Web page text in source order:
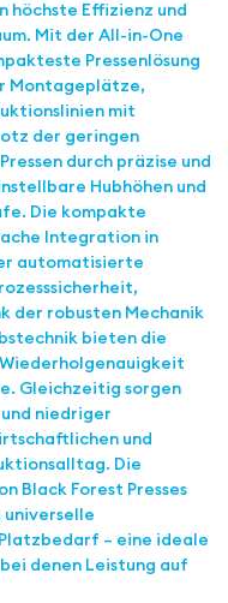
höchste Effizienz und
Mit der All-in-One
Pressenlösung
Montageplätze,
mit
der geringen
durch präzise und
Hubhöhen und
Die kompakte
Integration in
automatisierte
der robusten Mechanik
bieten die
Gleichzeitig sorgen
niedriger
und
Die
Black Forest Presses
universelle
– eine ideale
denen Leistung auf